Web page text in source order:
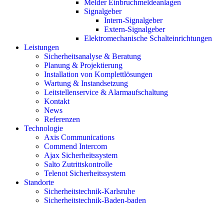
Melder Einbruchmeldeanlagen
Signalgeber
Intern-Signalgeber
Extern-Signalgeber
Elektromechanische Schalteinrichtungen
Leistungen
Sicherheitsanalyse & Beratung
Planung & Projektierung​
Installation von Komplettlösungen
Wartung & Instandsetzung
Leitstellenservice & Alarmaufschaltung
Kontakt
News
Referenzen
Technologie
Axis Communications
Commend Intercom
Ajax Sicherheitssystem​
Salto Zutrittskontrolle
Telenot Sicherheitssystem
Standorte
Sicherheitstechnik-Karlsruhe
Sicherheitstechnik-Baden-baden